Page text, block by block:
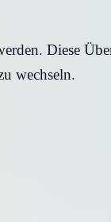
Diese
wechseln.